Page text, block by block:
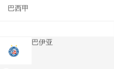
巴西甲
巴伊亚